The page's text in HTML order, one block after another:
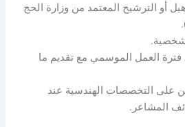
أو الترشيح المعتمد من وزارة الحج
فترة العمل الموسمي مع تقديم ما
على التخصصات الهندسية عند
المشاعر.